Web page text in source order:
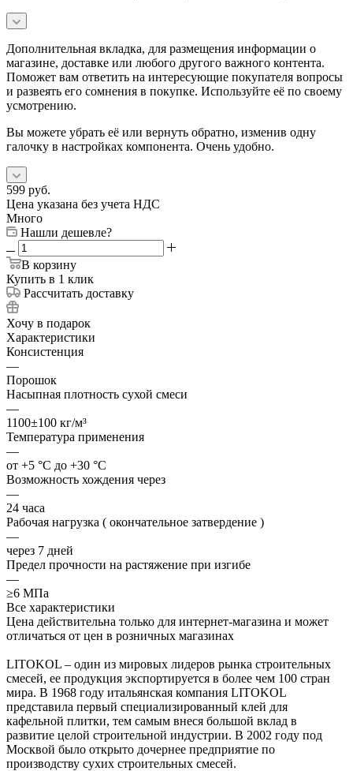
Дополнительная вкладка, для размещения информации о
магазине, доставке или любого другого важного контента.
Поможет вам ответить на интересующие покупателя вопросы
и развеять его сомнения в покупке. Используйте её по своему
усмотрению.
Вы можете убрать её или вернуть обратно, изменив одну
галочку в настройках компонента. Очень удобно.
599 руб.
Цена указана без учета НДС
Много
Нашли дешевле?
В корзину
Купить в 1 клик
Рассчитать доставку
Хочу в подарок
Характеристики
Консистенция
—
Порошок
Насыпная плотность сухой смеси
—
1100±100 кг/м³
Температура применения
—
от +5 °C до +30 °C
Возможность хождения через
—
24 часа
Рабочая нагрузка ( окончательное затвердение )
—
через 7 дней
Предел прочности на растяжение при изгибе
—
≥6 МПа
Все характеристики
Цена действительна только для интернет-магазина и может
отличаться от цен в розничных магазинах
LITOKOL – один из мировых лидеров рынка строительных
смесей, ее продукция экспортируется в более чем 100 стран
мира. В 1968 году итальянская компания LITOKOL
представила первый специализированный клей для
кафельной плитки, тем самым внеся большой вклад в
развитие целой строительной индустрии. В 2002 году под
Москвой было открыто дочернее предприятие по
производству сухих строительных смесей.